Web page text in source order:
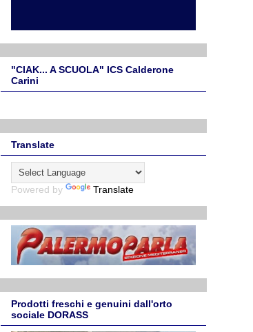
"CIAK... A SCUOLA" ICS Calderone
Carini
Translate
Powered by Translate
Prodotti freschi e genuini dall'orto
sociale DORASS